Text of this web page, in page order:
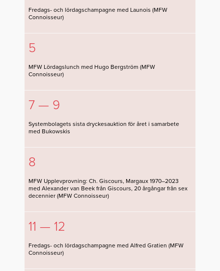
Fredags- och lördagschampagne med Launois (MFW
Connoisseur)
5
MFW Lördagslunch med Hugo Bergström (MFW
Connoisseur)
7 — 9
Systembolagets sista dryckesauktion för året i samarbete
med Bukowskis
8
MFW Upplevprovning: Ch. Giscours, Margaux 1970–2023
med Alexander van Beek från Giscours, 20 årgångar från sex
decennier (MFW Connoisseur)
11 — 12
Fredags- och lördagschampagne med Alfred Gratien (MFW
Connoisseur)